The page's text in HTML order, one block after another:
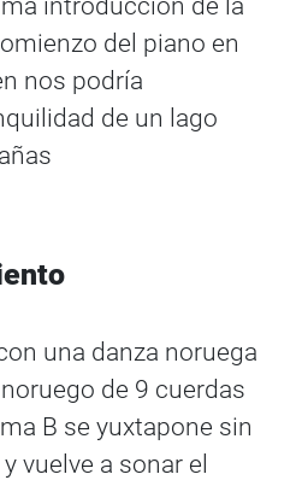
del piano en
nos podría
de un lago
una danza noruega
de 9 cuerdas
B se yuxtapone sin
vuelve a sonar el